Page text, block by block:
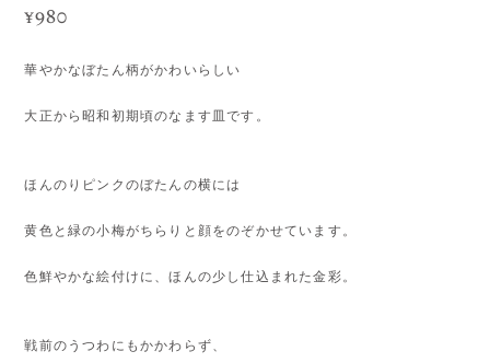
¥980
華やかなぼたん柄がかわいらしい
大正から昭和初期頃のなます皿です。
ほんのりピンクのぼたんの横には
黄色と緑の小梅がちらりと顔をのぞかせています。
色鮮やかな絵付けに、ほんの少し仕込まれた金彩。
戦前のうつわにもかかわらず、